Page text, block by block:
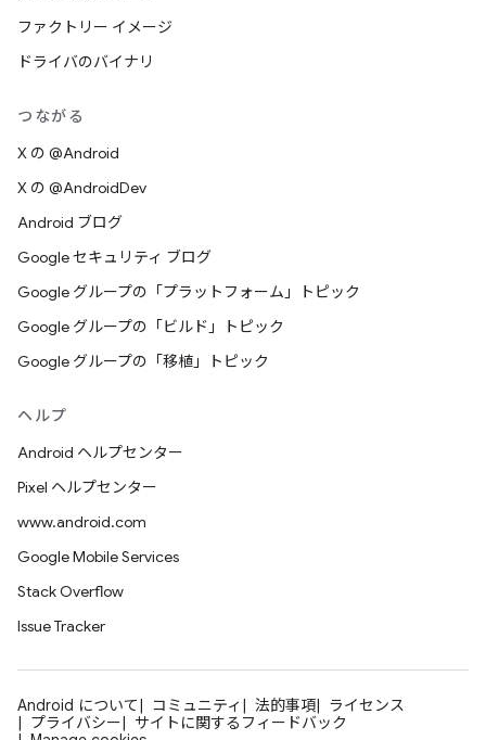
ファクトリー イメージ
ドライバのバイナリ
つながる
X の @Android
X の @AndroidDev
Android ブログ
Google セキュリティ ブログ
Google グループの「プラットフォーム」トピック
Google グループの「ビルド」トピック
Google グループの「移植」トピック
ヘルプ
Android ヘルプセンター
Pixel ヘルプセンター
www.android.com
Google Mobile Services
Stack Overflow
Issue Tracker
Android について コミュニティ 法的事項
ライセンス
プライバシー
サイトに関するフィードバック